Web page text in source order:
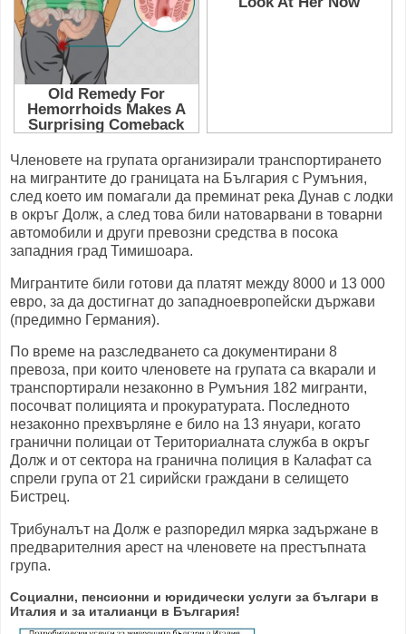
Членовете на групата организирали транспортирането
на мигрантите до границата на България с Румъния,
след което им помагали да преминат река Дунав с лодки
в окръг Долж, а след това били натоварвани в товарни
автомобили и други превозни средства в посока
западния град Тимишоара.
Мигрантите били готови да платят между 8000 и 13 000
евро, за да достигнат до западноевропейски държави
(предимно Германия).
По време на разследването са документирани 8
превоза, при които членовете на групата са вкарали и
транспортирали незаконно в Румъния 182 мигранти,
посочват полицията и прокуратурата. Последното
незаконно прехвърляне е било на 13 януари, когато
гранични полицаи от Териториалната служба в окръг
Долж и от сектора на гранична полиция в Калафат са
спрели група от 21 сирийски граждани в селището
Бистрец.
Трибуналът на Долж е разпоредил мярка задържане в
предварителния арест на членовете на престъпната
група.
Социални, пенсионни и юридически услуги за българи в
Италия и за италианци в България!